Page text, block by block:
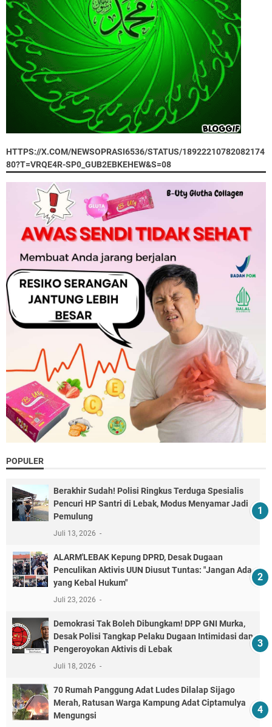
HTTPS://X.COM/NEWSOPRASI6536/STATUS/18922210782082174
80?T=VRQE4R-SP0_GUB2EBKEHEW&S=08
POPULER
Berakhir Sudah! Polisi Ringkus Terduga Spesialis
Pencuri HP Santri di Lebak, Modus Menyamar Jadi
Pemulung
Juli 13, 2026
ALARM'LEBAK Kepung DPRD, Desak Dugaan
Penculikan Aktivis UUN Diusut Tuntas: "Jangan Ada
yang Kebal Hukum"
Juli 23, 2026
Demokrasi Tak Boleh Dibungkam! DPP GNI Murka,
Desak Polisi Tangkap Pelaku Dugaan Intimidasi dan
Pengeroyokan Aktivis di Lebak
Juli 18, 2026
70 Rumah Panggung Adat Ludes Dilalap Sijago
Merah, Ratusan Warga Kampung Adat Ciptamulya
Mengungsi